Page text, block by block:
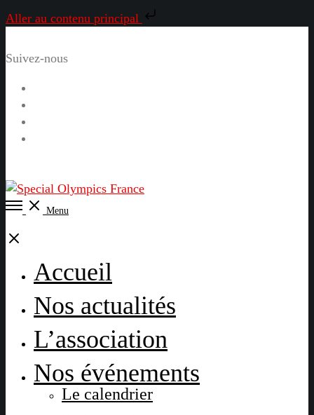
Aller au contenu principal
Suivez-nous
Open
Menu
Close
Accueil
Nos actualités
L’association
Nos événements
Le calendrier